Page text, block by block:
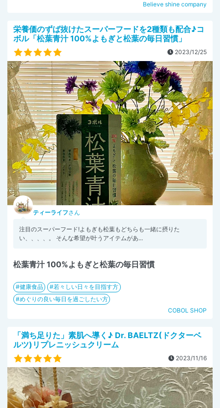
Believe shine company
栄養価のずば抜けたスーパーフードを2種類も配合♪コ
ボル「松葉青汁 100%よもぎと松葉の毎日習慣」
2023/12/25
ティーライフさん
注目のスーパーフード!よもぎも松葉もどちらも一緒に摂りた
い、、、、。 そんな希望が叶うアイテムがあ...
松葉青汁 100%よもぎと松葉の毎日習慣
健康食品
若々しい日々を目指す方
めぐりの良い毎日を過ごしたい方
COBOL SHOP
「満ち足りた」素肌へ導く♪ Dr. BAELTZ(ドクターベ
ルツ)リプレニッシュクリーム
2023/11/16